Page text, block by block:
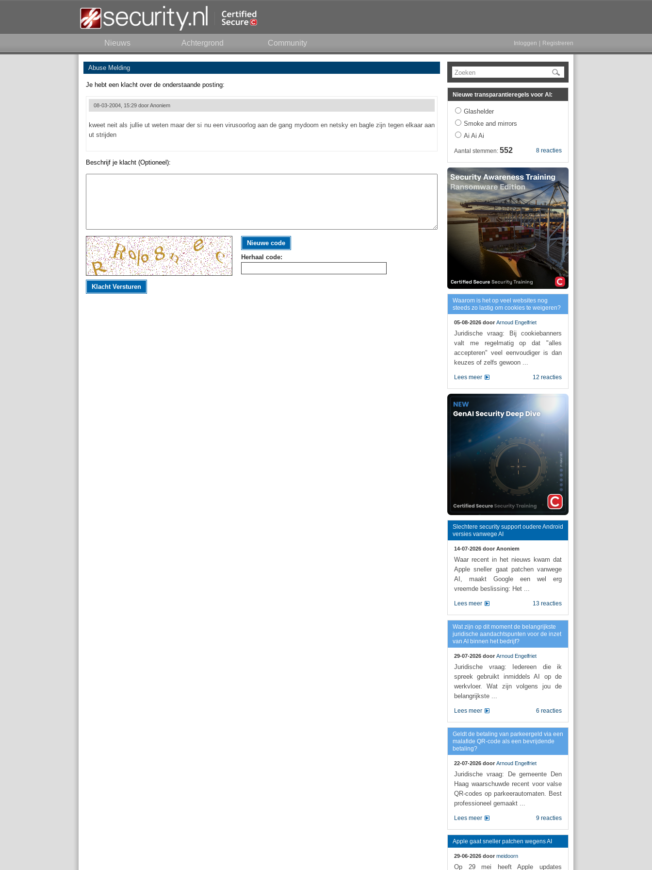
Nieuws Achtergrond Community Inloggen Registreren
Abuse Melding
Je hebt een klacht over de onderstaande posting:
08-03-2004, 15:29 doorAnoniem
kweet neit als jullie ut weten maar der si nu een virusoorlog aan de gang mydoom en netsky en bagle zijn tegen elkaar aan
ut strijden
Beschrijf je klacht (Optioneel):
Nieuwe code
Herhaal code:
Klacht Versturen
Zoeken
Nieuwe transparantieregels voor AI:
Glashelder
Smoke and mirrors
Ai Ai Ai
8 reacties
Aantal stemmen: 552
Waarom is het op veel websites nog
steeds zo lastig om cookies te weigeren?
05-08-2026 door Arnoud Engelfriet
Juridische vraag: Bij cookiebanners
valt me regelmatig op dat "alles
accepteren" veel eenvoudiger is dan
keuzes of zelfs gewoon ...
12 reacties
Lees meer
Slechtere security support oudere Android
versies vanwege AI
14-07-2026 door Anoniem
Waar recent in het nieuws kwam dat
Apple sneller gaat patchen vanwege
AI, maakt Google een wel erg
vreemde beslissing: Het ...
13 reacties
Lees meer
Wat zijn op dit moment de belangrijkste
juridische aandachtspunten voor de inzet
van AI binnen het bedrijf?
29-07-2026 door Arnoud Engelfriet
Juridische vraag: Iedereen die ik
spreek gebruikt inmiddels AI op de
werkvloer. Wat zijn volgens jou de
belangrijkste ...
6 reacties
Lees meer
Geldt de betaling van parkeergeld via een
malafide QR-code als een bevrijdende
betaling?
22-07-2026 door Arnoud Engelfriet
Juridische vraag: De gemeente Den
Haag waarschuwde recent voor valse
QR-codes op parkeerautomaten. Best
professioneel gemaakt ...
9 reacties
Lees meer
Apple gaat sneller patchen wegens AI
29-06-2026 door meidoorn
Op 29 mei heeft Apple updates